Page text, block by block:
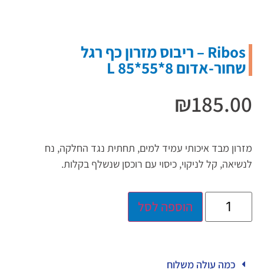
Ribos – ריבוס מזרון כף רגל
שחור-אדום 8*55*85 L
₪185.00
מזרון מבד איכותי עמיד למים, תחתית נגד החלקה, נח
לנשיאה, קל לניקוי, כיסוי עם רוכסן שנשלף בקלות.
הוספה לסל
כמה עולה משלוח